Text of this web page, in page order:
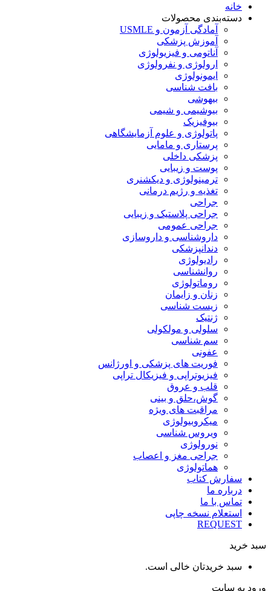
خانه
دسته‌بندی محصولات
آمادگی آزمون و USMLE
آموزش پزشکی
آناتومی و فیزیولوژی
ارولوژی و نفرولوژی
ایمونولوژی
بافت شناسی
بیهوشی
بیوشیمی و شیمی
بیوفیزیک
پاتولوژی و علوم آزمایشگاهی
پرستاری و مامایی
پزشکی داخلی
پوست و زیبایی
ترمینولوژی و دیکشنری
تغذیه و رژیم درمانی
جراحی
جراحی پلاستیک و زیبایی
جراحی عمومی
داروشناسی و داروسازی
دندانپزشکی
رادیولوژی
روانشناسی
روماتولوژی
زنان و زایمان
زیست شناسی
ژنتیک
سلولی و مولکولی
سم شناسی
عفونی
فوریت های پزشکی و اورژانس
فیزیوتراپی و فیزیکال تراپی
قلب و عروق
گوش،حلق و بینی
مراقبت های ویژه
میکروبیولوژی
ویروس شناسی
نورولوژی
جراحی مغز و اعصاب
هماتولوژی
سفارش کتاب
درباره ما
تماس با ما
استعلام نسخه چاپی
REQUEST
سبد خرید
سبد خریدتان خالی است.
ورود به سایت